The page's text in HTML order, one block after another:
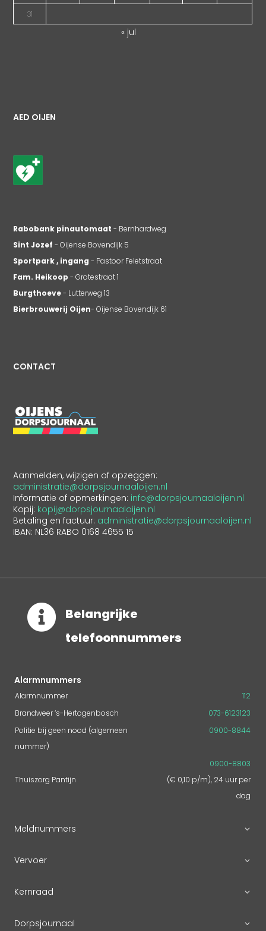
31
« jul
AED OIJEN
Rabobank pinautomaat - Bernhardweg
Sint Jozef - Oijense Bovendijk 5
Sportpark , ingang - Pastoor Feletstraat
Fam. Heikoop - Grotestraat 1
Burgthoeve- Lutterweg 13
Bierbrouwerij Oijen- Oijense Bovendijk 61
CONTACT
Aanmelden, wijzigen of opzeggen:
administratie@dorpsjournaaloijen.nl
Informatie of opmerkingen: info@dorpsjournaaloijen.nl
Kopij: kopij@dorpsjournaaloijen.nl
Betaling en factuur: administratie@dorpsjournaaloijen.nl
IBAN: NL36 RABO 0168 4655 15

Belangrijke
telefoonnummers
Alarmnummers
Alarmnummer
112
Brandweer ‘s-Hertogenbosch
073-6123123
Politie bij geen nood (algemeen
nummer)
0900-8844
Thuiszorg Pantijn
0900-8803
(€ 0,10 p/m), 24 uur per
dag
Meldnummers
Vervoer
Kernraad
Dorpsjournaal